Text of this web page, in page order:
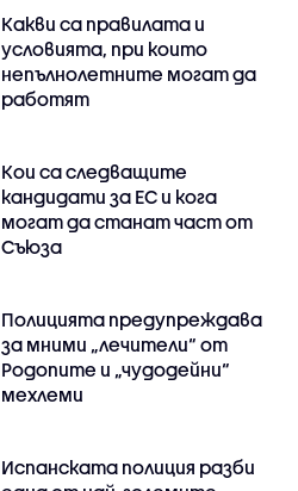
Какви са правилата и
условията, при които
непълнолетните могат да
работят
Кои са следващите
кандидати за ЕС и кога
могат да станат част от
Съюза
Полицията предупреждава
за мними „лечители“ от
Родопите и „чудодейни“
мехлеми
Испанската полиция разби